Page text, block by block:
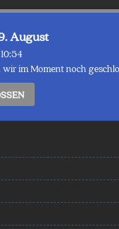
August
wir im Moment noch